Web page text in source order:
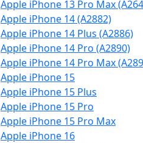
Apple iPhone 13 Pro Max
Apple iPhone 14 (A2882)
Apple iPhone 14 Plus (A2886)
Apple iPhone 14 Pro (A2890)
Apple iPhone 14 Pro Max
Apple iPhone 15
Apple iPhone 15 Plus
Apple iPhone 15 Pro
Apple iPhone 15 Pro Max
Apple iPhone 16